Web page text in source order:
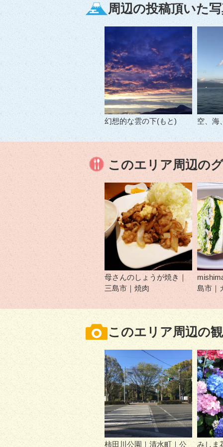
周辺の投稿頂いた
幻想的な雲の下(もと) 空、海
このエリア周辺の
母さんのしょうが焼き｜
三島市｜焼肉
島市｜
このエリア周辺の
柿田川公園｜清水町｜公 みしま